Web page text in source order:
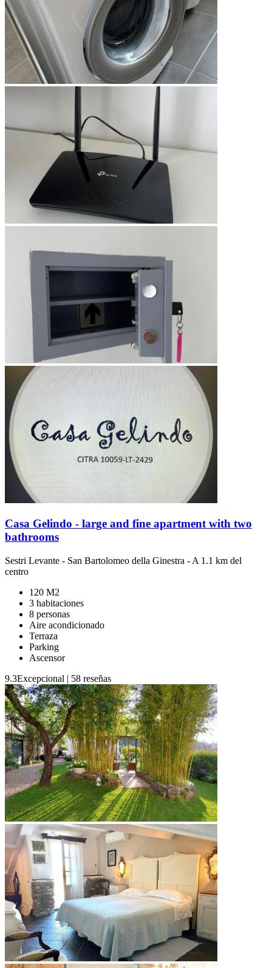
Casa Gelindo - large and fine apartment with two
bathrooms
Sestri Levante - San Bartolomeo della Ginestra - A 1.1 km del
centro
120 M2
3 habitaciones
8 personas
Aire acondicionado
Terraza
Parking
Ascensor
9.3Excepcional | 58 reseñas